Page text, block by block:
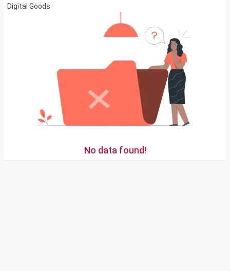
Digital Goods
No data found!